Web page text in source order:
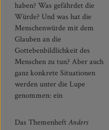
haben? Was gefährdet die
Würde? Und was hat die
Menschenwürde mit dem
Glauben an die
Gottebenbildlichkeit des
Menschen zu tun? Aber auch
ganz konkrete Situationen
werden unter die Lupe
genommen: ein
Würde einer Richterin.
Franz Müntefering erzählt
im Interview, wann seine
Würde verletzt wurde und
eine Übersetzung in Leichte
Sprache macht die
philosophischen Gedanken
Das ThemenheftAnders